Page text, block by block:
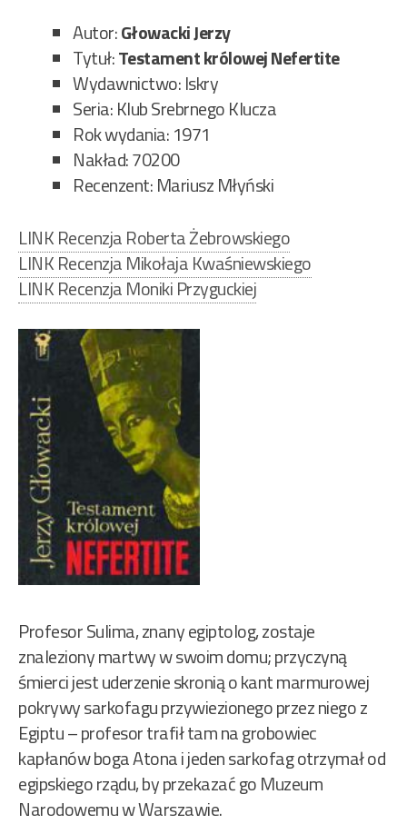
Autor:Głowacki Jerzy
Tytuł:Testament królowej Nefertite
Wydawnictwo: Iskry
Seria: Klub Srebrnego Klucza
Rok wydania: 1971
Nakład: 70200
Recenzent: Mariusz Młyński
LINK Recenzja Roberta Żebrowskiego
LINK Recenzja Mikołaja Kwaśniewskiego
LINK Recenzja Moniki Przyguckiej
Profesor Sulima, znany egiptolog, zostaje
znaleziony martwy w swoim domu; przyczyną
śmierci jest uderzenie skronią o kant marmurowej
pokrywy sarkofagu przywiezionego przez niego z
Egiptu – profesor trafił tam na grobowiec
kapłanów boga Atona i jeden sarkofag otrzymał od
egipskiego rządu, by przekazać go Muzeum
Narodowemu w Warszawie.